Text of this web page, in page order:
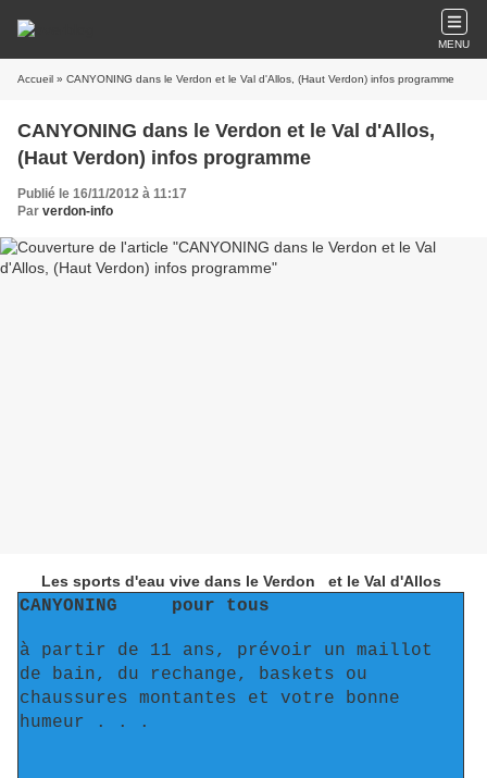
MENU
Accueil » CANYONING dans le Verdon et le Val d'Allos, (Haut Verdon) infos programme
CANYONING dans le Verdon et le Val d'Allos,
(Haut Verdon) infos programme
Publié le 16/11/2012 à 11:17
Par verdon-info
Les sports d'eau vive dans le Verdon et le Val d'Allos
CANYONING pour tous
à partir de 11 ans, prévoir un maillot
de bain, du rechange, baskets ou
chaussures montantes et votre bonne
humeur . . .